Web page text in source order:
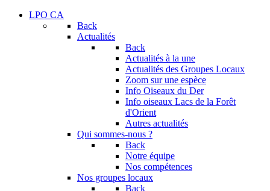
LPO CA
Back
Actualités
Back
Actualités à la une
Actualités des Groupes Locaux
Zoom sur une espèce
Info Oiseaux du Der
Info oiseaux Lacs de la Forêt
d'Orient
Autres actualités
Qui sommes-nous ?
Back
Notre équipe
Nos compétences
Nos groupes locaux
Back